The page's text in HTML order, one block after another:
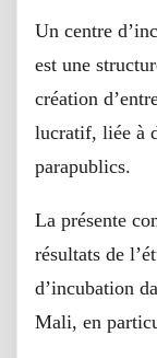
Un centre
est une
création
lucratif, liée à
parapublics.
La présente
résultats de
d’incubation
Mali, en